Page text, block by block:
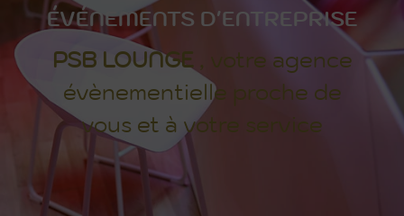
ÉVÉNEMENTS D'ENTREPRISE
PSB LOUNGE , votre agence
évènementielle proche de
vous et à votre service